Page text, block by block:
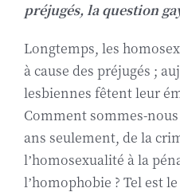
préjugés, la question
Longtemps, les
à cause des préjugés ;
lesbiennes fêtent leur
Comment sommes-
ans seulement, de la
l’homosexualité à la
l’homophobie ? Tel est